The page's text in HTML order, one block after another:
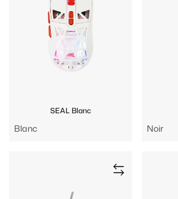
SEAL Blanc
Blanc Noir